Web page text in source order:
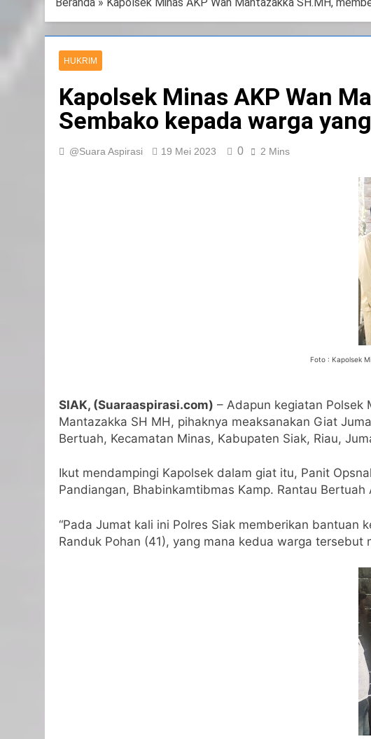
Beranda » Kapolsek Minas AKP Wan Mantazakka SH.MH,
HUKRIM
Kapolsek Minas AKP Wan
Sembako kepada warga
@Suara Aspirasi 19 Mei 2023 0 2 Mins
Foto : Kapolsek
SIAK, (Suaraaspirasi.com) – Adapun kegiatan Polsek
Mantazakka SH MH, pihaknya meaksanakan Giat
Bertuah, Kecamatan Minas, Kabupaten Siak, Riau,
Ikut mendampingi Kapolsek dalam giat itu, Panit
Pandiangan, Bhabinkamtibmas Kamp. Rantau
“Pada Jumat kali ini Polres Siak memberikan bantuan
Randuk Pohan (41), yang mana kedua warga tersebut